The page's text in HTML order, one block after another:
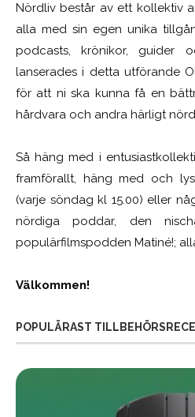
Nördliv består av ett kollektiv
alla med sin egen unika
podcasts, krönikor, guider
lanserades i detta utförande
för att ni ska kunna få en
hårdvara och andra härligt
Så häng med i
framförallt, häng med och
(varje söndag kl 15.00) eller
nördiga poddar, den
populärfilmspodden Matiné!;
Välkommen!
POPULÄRAST